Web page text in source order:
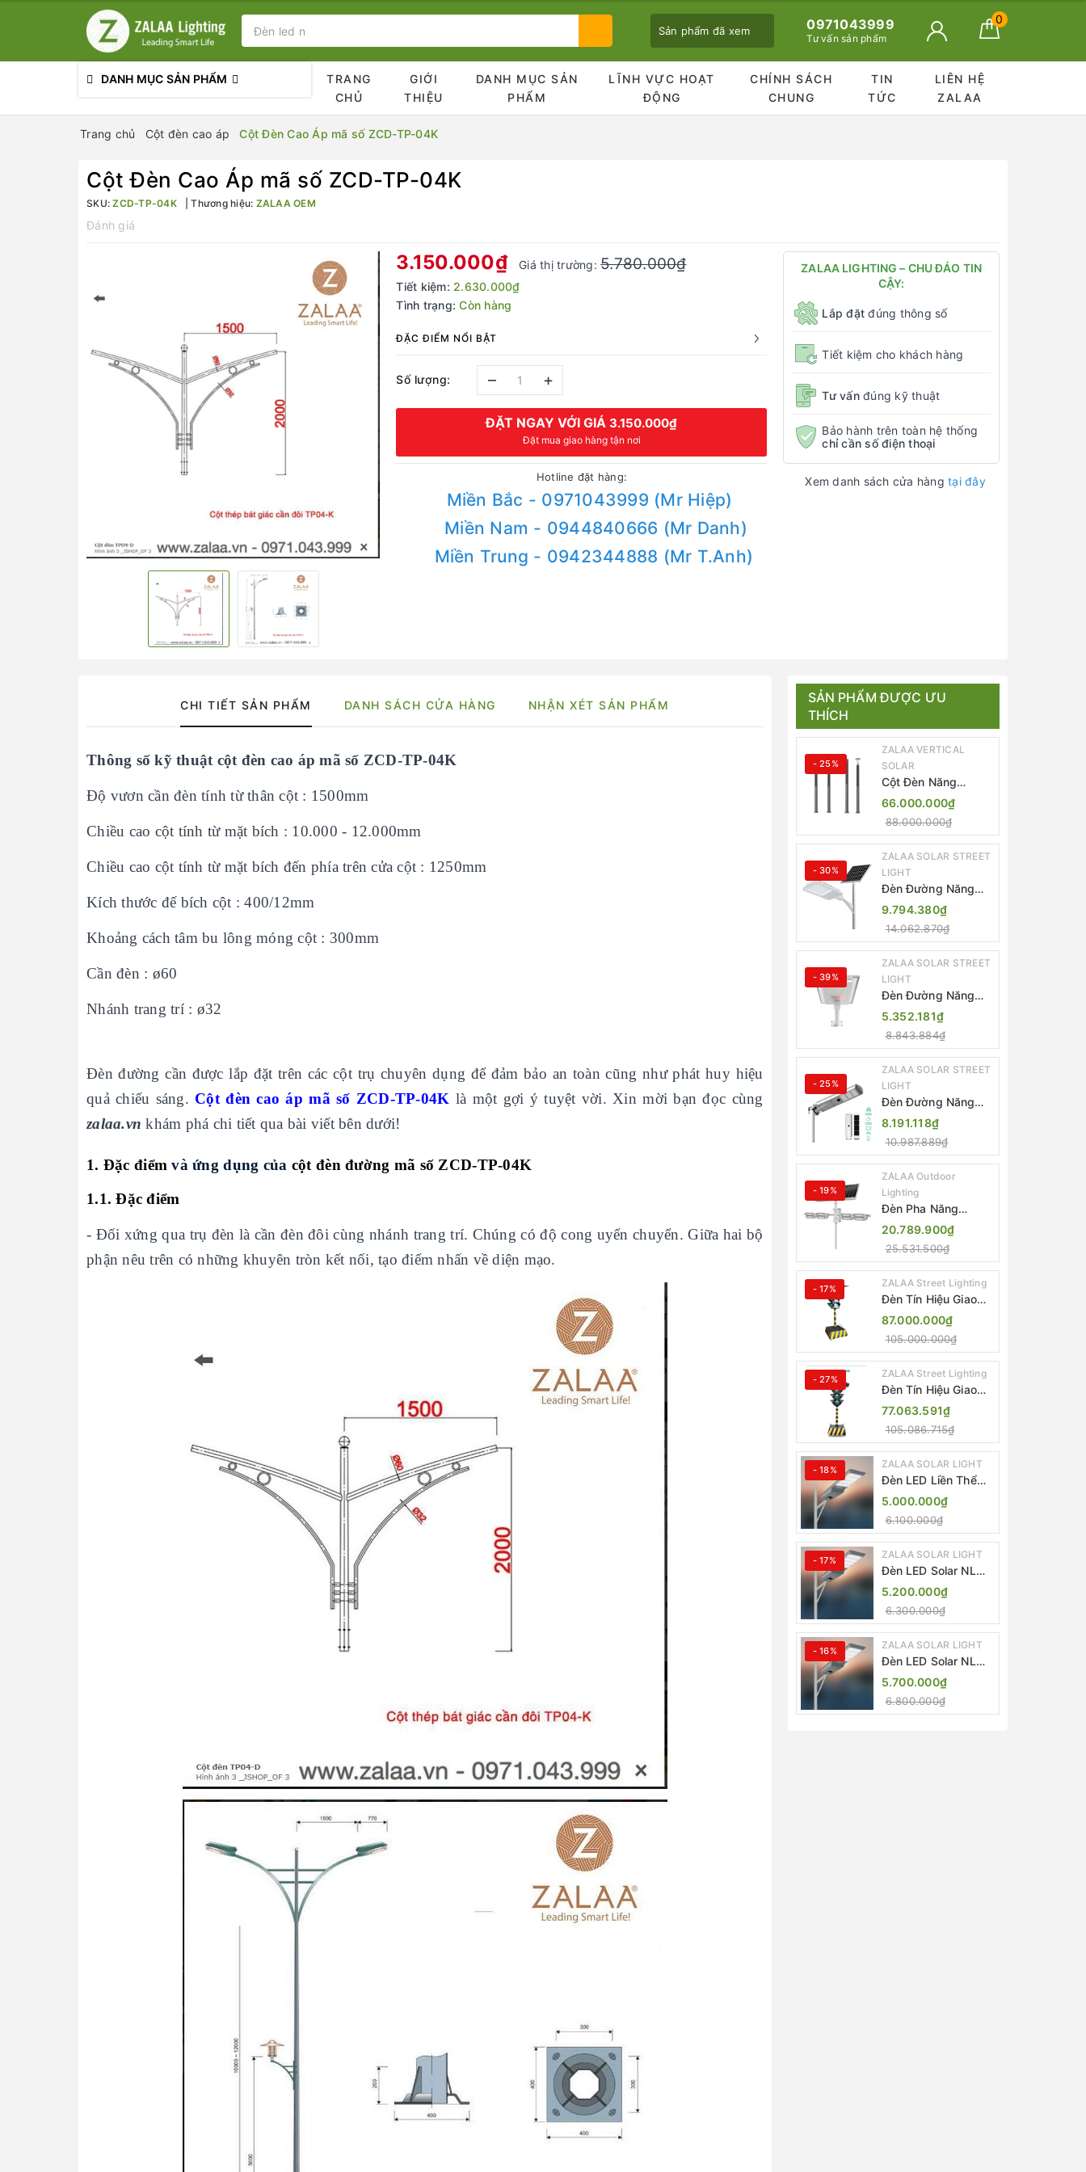
Sản phẩm đã xem
Bạn chưa xem sản phẩm nào
0971043999
Tư vấn sản phẩm
0
DANH MỤC SẢN PHẨM
TRANG
CHỦ
GIỚI
THIỆU
DANH MỤC SẢN
PHẨM
LĨNH VỰC HOẠT
ĐỘNG
CHÍNH SÁCH
CHUNG
TIN
TỨC
LIÊN HỆ
ZALAA
Trang chủ Cột đèn cao áp Cột Đèn Cao Áp mã số ZCD-TP-04K
Cột Đèn Cao Áp mã số ZCD-TP-04K
SKU:ZCD-TP-04K Thương hiệu: ZALAA OEM
Đánh giá
3.150.000₫ Giá thị trường:5.780.000₫
Tiết kiệm: 2.630.000₫
Tình trạng: Còn hàng
ĐẶC ĐIỂM NỔI BẬT
Số lượng: – +
ĐẶT NGAY VỚI GIÁ 3.150.000₫
Đặt mua giao hàng tận nơi
Hotline đặt hàng:
Miền Bắc - 0971043999 (Mr Hiệp)
Miền Nam - 0944840666 (Mr Danh)
Miền Trung - 0942344888 (Mr T.Anh)
ZALAA LIGHTING – CHU ĐÁO TIN
CẬY:
Lắp đặt đúng thông số
Tiết kiệm cho khách hàng
Tư vấnđúng kỹ thuật
Bảo hành trên toàn hệ thống
chỉ cần số điện thoại
Xem danh sách cửa hàngtại đây
CHI TIẾT SẢN PHẨM DANH SÁCH CỬA HÀNG NHẬN XÉT SẢN PHẨM
Thông số kỹ thuật cột đèn cao áp mã số ZCD-TP-04K
Độ vươn cần đèn tính từ thân cột : 1500mm
Chiều cao cột tính từ mặt bích : 10.000 - 12.000mm
Chiều cao cột tính từ mặt bích đến phía trên cửa cột : 1250mm
Kích thước đế bích cột : 400/12mm
Khoảng cách tâm bu lông móng cột : 300mm
Cần đèn : ø60
Nhánh trang trí : ø32
Đèn đường cần được lắp đặt trên các cột trụ chuyên dụng để đảm bảo an toàn cũng như phát huy hiệu
quả chiếu sáng. Cột đèn cao áp mã số ZCD-TP-04K là một gợi ý tuyệt vời. Xin mời bạn đọc cùng
zalaa.vnkhám phá chi tiết qua bài viết bên dưới!
1. Đặc điểmvà ứng dụng của cột đèn đường mã số ZCD-TP-04K
1.1. Đặc điểm
- Đối xứng qua trụ đèn là cần đèn đôi cùng nhánh trang trí. Chúng có độ cong uyển chuyển. Giữa hai bộ
phận nêu trên có những khuyên tròn kết nối, tạo điểm nhấn về diện mạo.
SẢN PHẨM ĐƯỢC ƯU
THÍCH
- 25%
ZALAA VERTICAL
SOLAR
Cột Đèn Năng
Lượng Mặt Trời Dọc
Thông Minh ZSR-
YYDS-360 | ZALAA
Jsc
66.000.000₫
88.000.000₫
- 30%
ZALAA SOLAR STREET
LIGHT
Đèn Đường Năng
Lượng Mặt Trời
Thông Minh Điều
Khiển MPPT ZL-
GMX01 ZALAA
9.794.380₫
14.062.870₫
- 39%
ZALAA SOLAR STREET
LIGHT
Đèn Đường Năng
Lượng Mặt Trời
Nhôm Đúc ZALAA
ZL-BWH Cao Cấp
IP65
5.352.181₫
8.843.884₫
- 25%
ZALAA SOLAR STREET
LIGHT
Đèn Đường Năng
Lượng Mặt Trời Tích
Hợp Camera ZALAA
ZL-BJ04-CCTV
(80W, IP65)
8.191.118₫
10.987.889₫
- 19%
ZALAA Outdoor
Lighting
Đèn Pha Năng
Lượng Mặt Trời Sân
Thể Thao ZALAA
Jsc Chống Nước
IP65 Cao Cấp
20.789.900₫
25.531.500₫
- 17% ZALAA Street Lighting
Đèn Tín Hiệu Giao
Thông Di Động Năng
Lượng Mặt Trời
ZALAA ZL-300A-D
87.000.000₫
105.000.000₫
- 27% ZALAA Street Lighting
Đèn Tín Hiệu Giao
Thông Di Động Năng
Lượng Mặt Trời
ZALAA ZL-409300C
77.063.591₫
105.086.715₫
- 18% ZALAA SOLAR LIGHT
Đèn LED Liền Thể
ZALAA Solar Street
Light ZKC-TG 20W
25W 30W All In One
5.000.000₫
6.100.000₫
- 17% ZALAA SOLAR LIGHT
Đèn LED Solar NLMT
Liền Thể ZKC-TG
20W All in One |
ZALAA Street Light
5.200.000₫
6.300.000₫
- 16% ZALAA SOLAR LIGHT
Đèn LED Solar NLMT
Liền Thể ZKC-TG
25W All in One |
ZALAA Street Light
5.700.000₫
6.800.000₫